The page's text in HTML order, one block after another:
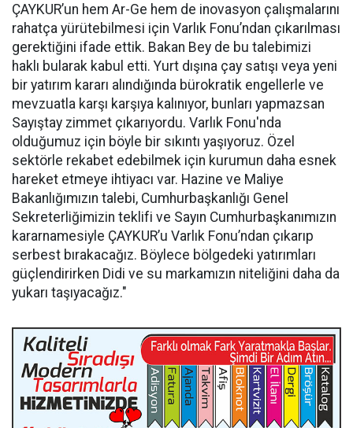
ÇAYKUR’un hem Ar-Ge hem de inovasyon çalışmalarını
rahatça yürütebilmesi için Varlık Fonu’ndan çıkarılması
gerektiğini ifade ettik. Bakan Bey de bu talebimizi
haklı bularak kabul etti. Yurt dışına çay satışı veya yeni
bir yatırım kararı alındığında bürokratik engellerle ve
mevzuatla karşı karşıya kalınıyor, bunları yapmazsan
Sayıştay zimmet çıkarıyordu. Varlık Fonu'nda
olduğumuz için böyle bir sıkıntı yaşıyoruz. Özel
sektörle rekabet edebilmek için kurumun daha esnek
hareket etmeye ihtiyacı var. Hazine ve Maliye
Bakanlığımızın talebi, Cumhurbaşkanlığı Genel
Sekreterliğimizin teklifi ve Sayın Cumhurbaşkanımızın
kararnamesiyle ÇAYKUR’u Varlık Fonu’ndan çıkarıp
serbest bırakacağız. Böylece bölgedeki yatırımları
güçlendirirken Didi ve su markamızın niteliğini daha da
yukarı taşıyacağız."